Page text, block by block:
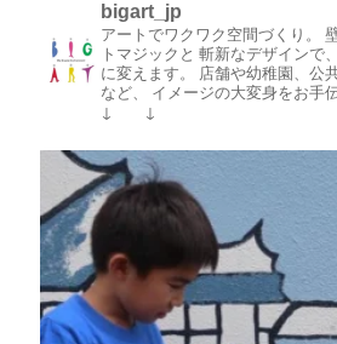
bigart_jp
アートでワクワク空間づくり。
トマジックと 斬新なデザインで、
に変えます。
店舗や幼稚園、公
など、
イメージの大変身をお手
↓ ↓